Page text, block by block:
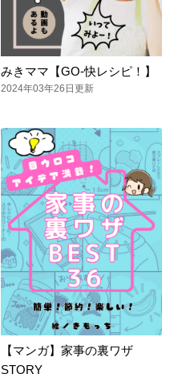
みきママ【GO-快レシピ！】
2024年03年26日更新
【マンガ】家事の裏ワザ
STORY